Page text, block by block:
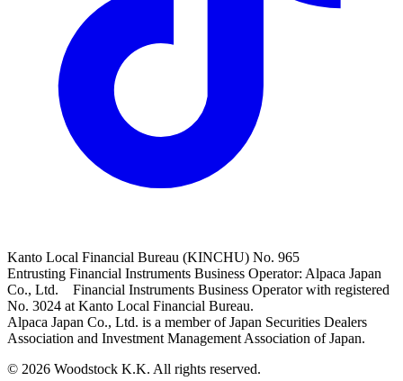
Kanto Local Financial Bureau (KINCHU) No. 965
Entrusting Financial Instruments Business Operator: Alpaca Japan
Co., Ltd. Financial Instruments Business Operator with registered
No. 3024 at Kanto Local Financial Bureau.
Alpaca Japan Co., Ltd. is a member of Japan Securities Dealers
Association and Investment Management Association of Japan.
© 2026 Woodstock K.K. All rights reserved.